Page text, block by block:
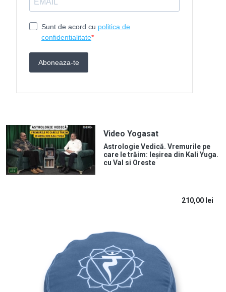
Video Yogasat
Astrologie Vedică. Vremurile pe
care le trăim: Ieșirea din Kali Yuga.
cu Val si Oreste
210,00 lei